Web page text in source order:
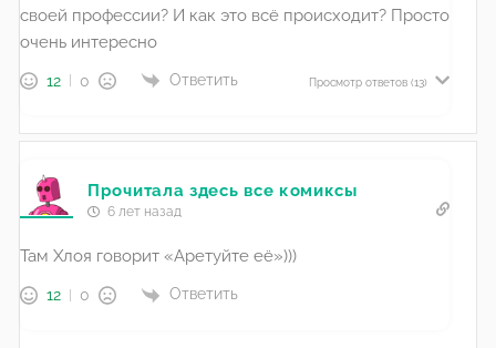
своей профессии? И как это всё происходит? Просто
очень интересно
12 0 Ответить Просмотр ответов (13)
Прочитала здесь все комиксы
6 лет назад
Там Хлоя говорит «Аретуйте её»)))
12 0 Ответить